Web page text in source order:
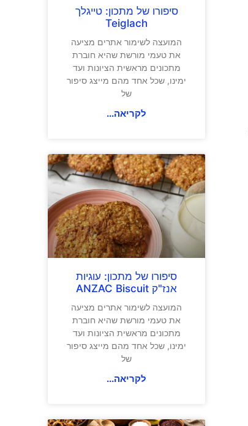
סיפורו של מתכון: טייגלך
Teiglach
המועצה לשימור אתרים מציעה
את טעמי מורשת שהיא חוברת
מתכונים מראשית הציונות ועד
ימינו, שכל אחד מהם מייצג סיפור
של
לקריאה...
סיפורו של מתכון: עוגיות
אנז"ק ANZAC Biscuit
המועצה לשימור אתרים מציעה
את טעמי מורשת שהיא חוברת
מתכונים מראשית הציונות ועד
ימינו, שכל אחד מהם מייצג סיפור
של
לקריאה...